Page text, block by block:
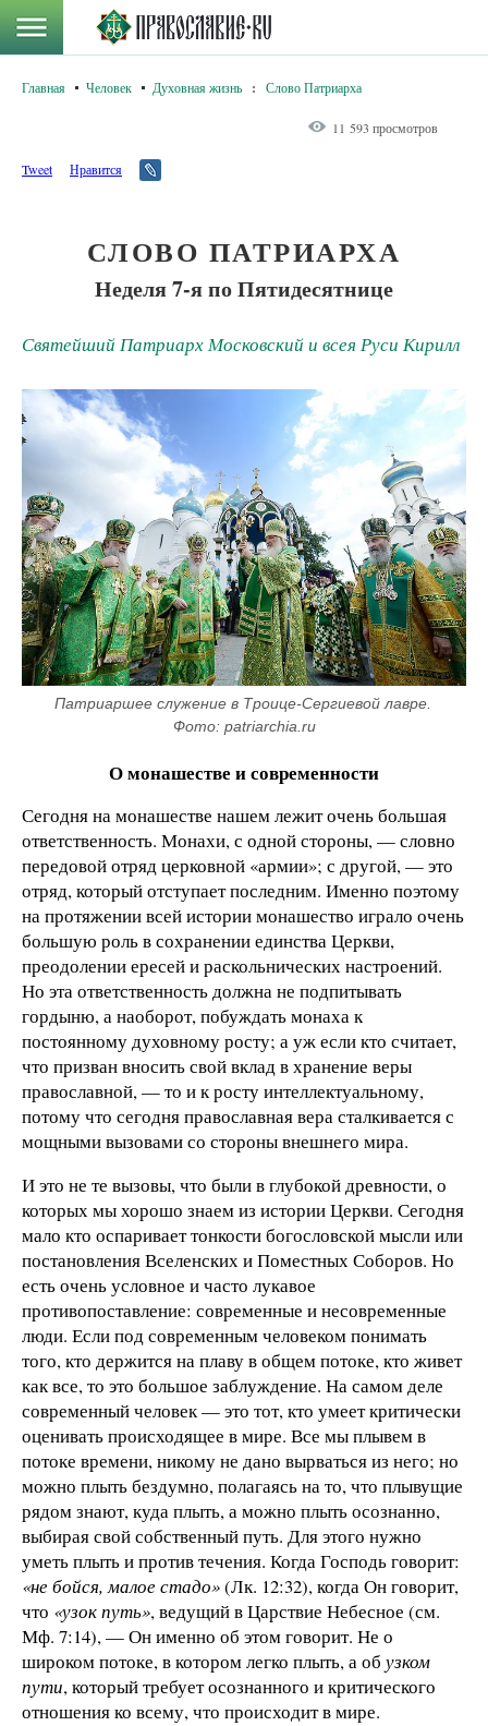
Главная Человек Духовная жизнь : Слово Патриарха
11 593 просмотров
Tweet Нравится
СЛОВО ПАТРИАРХА
Неделя 7-я по Пятидесятнице
Святейший Патриарх Московский и всея Руси Кирилл
Патриаршее служение в Троице-Сергиевой лавре.
Фото: patriarchia.ru
О монашестве и современности
Сегодня на монашестве нашем лежит очень большая
ответственность. Монахи, с одной стороны, — словно
передовой отряд церковной «армии»; с другой, — это
отряд, который отступает последним. Именно поэтому
на протяжении всей истории монашество играло очень
большую роль в сохранении единства Церкви,
преодолении ересей и раскольнических настроений.
Но эта ответственность должна не подпитывать
гордыню, а наоборот, побуждать монаха к
постоянному духовному росту; а уж если кто считает,
что призван вносить свой вклад в хранение веры
православной, — то и к росту интеллектуальному,
потому что сегодня православная вера сталкивается с
мощными вызовами со стороны внешнего мира.
И это не те вызовы, что были в глубокой древности, о
которых мы хорошо знаем из истории Церкви. Сегодня
мало кто оспаривает тонкости богословской мысли или
постановления Вселенских и Поместных Соборов. Но
есть очень условное и часто лукавое
противопоставление: современные и несовременные
люди. Если под современным человеком понимать
того, кто держится на плаву в общем потоке, кто живет
как все, то это большое заблуждение. На самом деле
современный человек — это тот, кто умеет критически
оценивать происходящее в мире. Все мы плывем в
потоке времени, никому не дано вырваться из него; но
можно плыть бездумно, полагаясь на то, что плывущие
рядом знают, куда плыть, а можно плыть осознанно,
выбирая свой собственный путь. Для этого нужно
уметь плыть и против течения. Когда Господь говорит:
«не бойся, малое стадо»(Лк. 12:32), когда Он говорит,
что «узок путь», ведущий в Царствие Небесное (см.
Мф. 7:14), — Он именно об этом говорит. Не о
широком потоке, в котором легко плыть, а об узком
пути, который требует осознанного и критического
отношения ко всему, что происходит в мире.